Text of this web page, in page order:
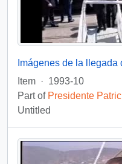
Item · 1993-10
Part of Presidente
Untitled